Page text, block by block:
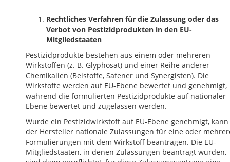
Rechtliches Verfahren für die Zulassung oder das
Verbot von Pestizidprodukten in den EU-
Mitgliedstaaten
Pestizidprodukte bestehen aus einem oder mehreren
Wirkstoffen (z. B. Glyphosat) und einer Reihe anderer
Chemikalien (Beistoffe, Safener und Synergisten). Die
Wirkstoffe werden auf EU-Ebene bewertet und genehmigt,
während die formulierten Pestizidprodukte auf nationaler
Ebene bewertet und zugelassen werden.
Wurde ein Pestizidwirkstoff auf EU-Ebene genehmigt, kann
der Hersteller nationale Zulassungen für eine oder
Formulierungen mit dem Wirkstoff beantragen. Die EU-
Mitgliedstaaten, in denen Zulassungen beantragt wurden,